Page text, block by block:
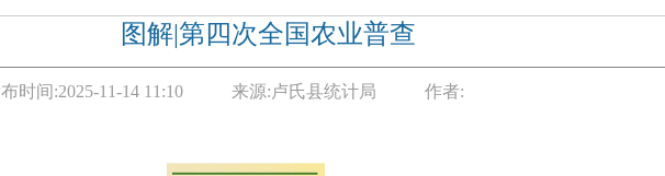
图解|第四次全国农业普查
时间:2025-11-14 11:10 来源:卢氏县统计局 作者: